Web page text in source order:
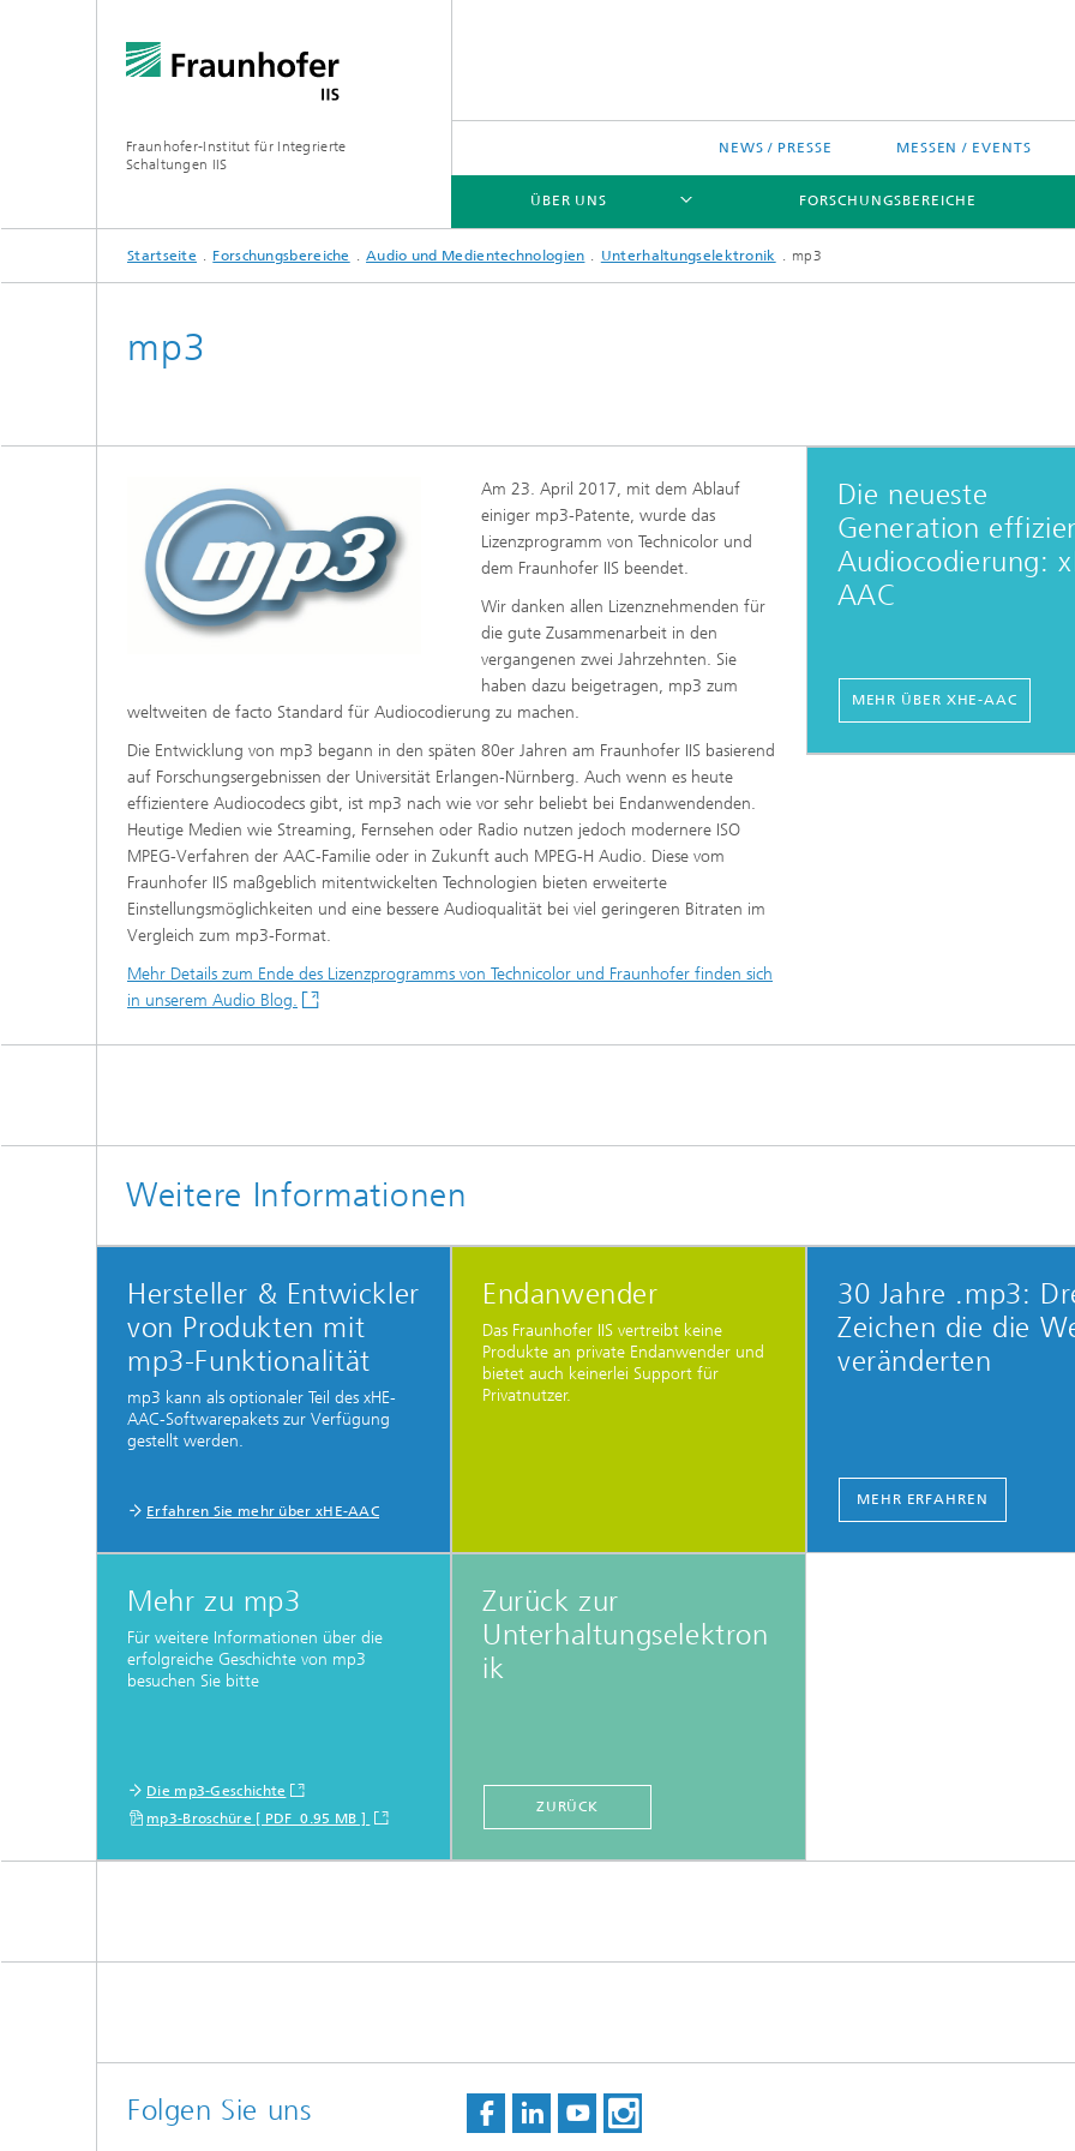
Fraunhofer-Institut für Integrierte
Schaltungen IIS
NEWS / PRESSE MESSEN / EVENTS
ÜBER UNS
ÜBER UNS
Netzwerk Zukunftsinitiativen
Strategische Initiativen
FORSCHUNGSBEREICHE
FORSCHUNGSBEREICHE
(BCDC)
ONLINE-MAGAZIN
Startseite Forschungsbereiche Audio und Medientechnologien Unterhaltungselektronik mp3
mp3
Am 23. April 2017, mit dem Ablauf
einiger mp3-Patente, wurde das
Lizenzprogramm von Technicolor und
dem Fraunhofer IIS beendet.
Wir danken allen Lizenznehmenden für
die gute Zusammenarbeit in den
vergangenen zwei Jahrzehnten. Sie
haben dazu beigetragen, mp3 zum
weltweiten de facto Standard für Audiocodierung zu machen.
Die Entwicklung von mp3 begann in den späten 80er Jahren am Fraunhofer IIS basierend
auf Forschungsergebnissen der Universität Erlangen-Nürnberg. Auch wenn es heute
effizientere Audiocodecs gibt, ist mp3 nach wie vor sehr beliebt bei Endanwendenden.
Heutige Medien wie Streaming, Fernsehen oder Radio nutzen jedoch modernere ISO
MPEG-Verfahren der AAC-Familie oder in Zukunft auch MPEG-H Audio. Diese vom
Fraunhofer IIS maßgeblich mitentwickelten Technologien bieten erweiterte
Einstellungsmöglichkeiten und eine bessere Audioqualität bei viel geringeren Bitraten im
Vergleich zum mp3-Format.
Mehr Details zum Ende des Lizenzprogramms von Technicolor und Fraunhofer finden sich
in unserem Audio Blog.
Die neueste
Generation
Audiocodierung:
AAC
MEHR ÜBER XHE-AAC
Weitere Informationen
Hersteller & Entwickler
von Produkten mit
mp3-Funktionalität
mp3 kann als optionaler Teil des xHE-
AAC-Softwarepakets zur Verfügung
gestellt werden.
Erfahren Sie mehr über xHE-AAC
Endanwender
Das Fraunhofer IIS vertreibt keine
Produkte an private Endanwender und
bietet auch keinerlei Support für
Privatnutzer.
30 Jahre .mp3:
Zeichen die die
veränderten
MEHR ERFAHREN
Mehr zu mp3
Für weitere Informationen über die
erfolgreiche Geschichte von mp3
besuchen Sie bitte
Die mp3-Geschichte
mp3-Broschüre [ PDF 0.95 MB ]
Zurück zur
Unterhaltungselektron
ik
ZURÜCK
Folgen Sie uns